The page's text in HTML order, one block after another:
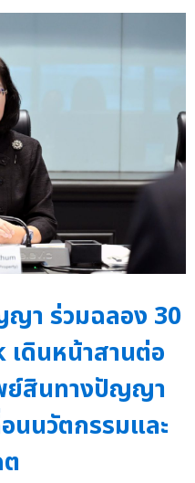
า ร่วมฉลอง 30
เดินหน้าสานต่อ
ย์สินทางปัญญา
นนวัตกรรมและ